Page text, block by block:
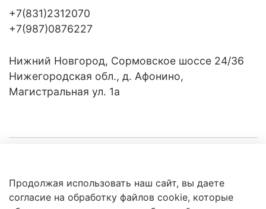
Клиентам
+7(831)2312070
+7(987)0876227
Нижний Новгород, Сормовское шоссе 24/36
Нижегородская обл., д. Афонино,
Магистральная ул. 1а
Продолжая использовать наш сайт, вы даете
согласие на обработку файлов cookie, которые
обработки